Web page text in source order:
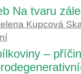
Na tvaru
Kupcová
–